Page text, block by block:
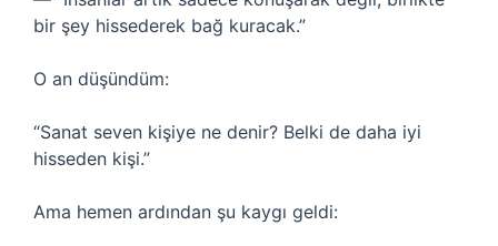
bir şey hissederek bağ kuracak.”
O an düşündüm:
“Sanat seven kişiye ne denir? Belki de daha iyi
hisseden kişi.”
Ama hemen ardından şu kaygı geldi: